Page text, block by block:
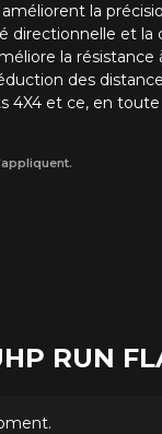
la
et la
la
des
et ce, en
RUN